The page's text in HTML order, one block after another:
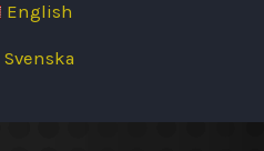
English
Svenska